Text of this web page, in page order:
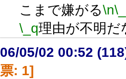
こまで嫌がる\n
\_q理由が不明だ
06/05/02 00:52
票: 1]